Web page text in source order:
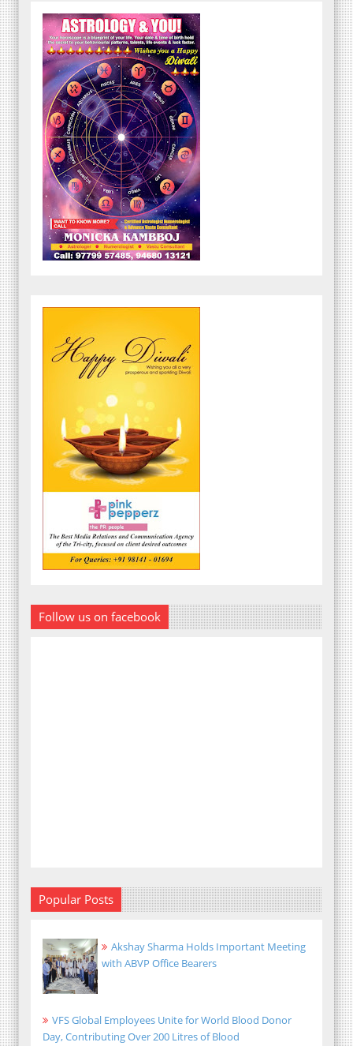
Follow us on facebook
Popular Posts
Akshay Sharma Holds Important Meeting
with ABVP Office Bearers
VFS Global Employees Unite for World Blood Donor
Day, Contributing Over 200 Litres of Blood